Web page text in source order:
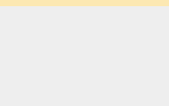
son poulet cocotte,